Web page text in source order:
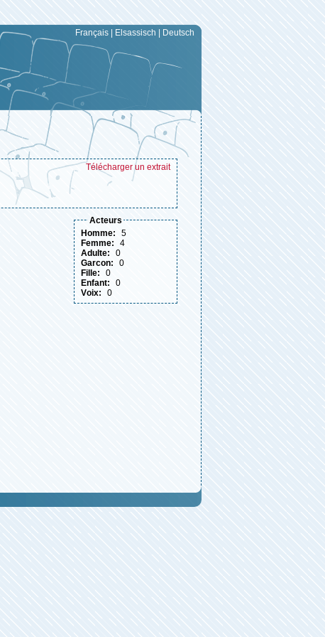
Français| Elsassisch Deutsch
Télécharger un extrait
acteurs
homme:
5
femme:
4
adulte:
0
garcon:
0
fille:
0
enfant:
0
voix:
0